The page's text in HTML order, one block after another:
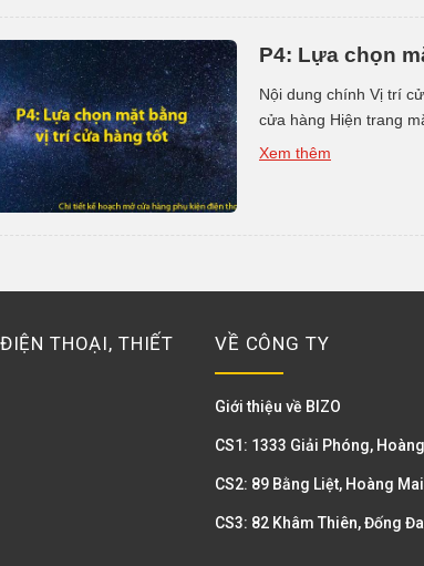
P4: Lựa chọn
Nội dung chính Vị trí
cửa hàng Hiện trang
mà bạn có thể dựa
Xem thêm
THOẠI, THIẾT
VỀ CÔNG TY
Giới thiệu về BIZO
CS1: 1333 Giải Phóng,
CS2: 89 Bằng Liệt, Hoàng
CS3: 82 Khâm Thiên, Đống